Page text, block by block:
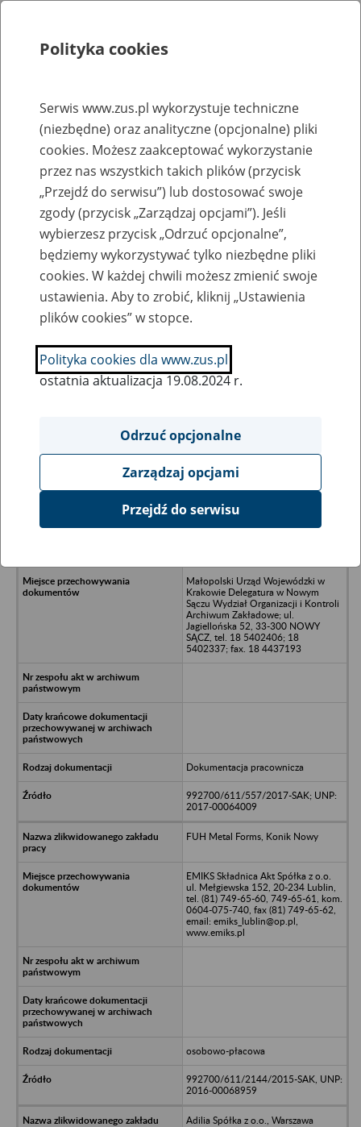
Rejestry, ewidencje i archiwa
Baza zlikwidowanych lub
przekształconych zakładów pracy
Nazwa zakładu pracy:
SZUKAJ
Ukryj wszystkie pozycje bazy
Wojewódzkie Przedsiębiorstwo
Małopolski Urząd Wojewódzki w
Krakowie Delegatura w Nowym
Sączu Wydział Organizacji i Kontroli
Archiwum Zakładowe; ul.
Jagiellońska 52, 33-300 NOWY
SĄCZ, tel. 18 5402406; 18
5402337; fax. 18 4437193
Dokumentacja pracownicza
992700/611/557/2017-SAK; UNP:
2017-00064009
FUH Metal Forms, Konik Nowy
EMIKS Składnica Akt Spółka z o.o.
ul. Mełgiewska 152, 20-234 Lublin,
tel. (81) 749-65-60, 749-65-61, kom.
0604-075-740, fax (81) 749-65-62,
email: emiks_lublin@op.pl,
www.emiks.pl
osobowo-płacowa
992700/611/2144/2015-SAK, UNP:
2016-00068959
Adilia Spółka z o.o., Warszawa
Polityka cookies
Serwis www.zus.pl wykorzystuje techniczne
(niezbędne) oraz analityczne (opcjonalne) pliki
cookies. Możesz zaakceptować wykorzystanie
przez nas wszystkich takich plików (przycisk
„Przejdź do serwisu”) lub dostosować swoje
zgody (przycisk „Zarządzaj opcjami”). Jeśli
wybierzesz przycisk „Odrzuć opcjonalne”,
będziemy wykorzystywać tylko niezbędne pliki
cookies. W każdej chwili możesz zmienić swoje
ustawienia. Aby to zrobić, kliknij „Ustawienia
plików cookies” w stopce.
Polityka cookies dla www.zus.pl
ostatnia aktualizacja 19.08.2024 r.
Odrzuć opcjonalne
Zarządzaj opcjami
Przejdź do serwisu